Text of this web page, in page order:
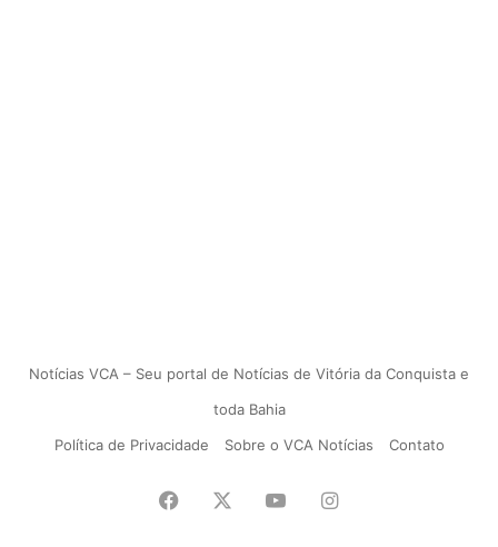
Notícias VCA – Seu portal de Notícias de Vitória da Conquista e
toda Bahia
Política de Privacidade
Sobre o VCA Notícias Contato
Facebook YouTubeInstagram